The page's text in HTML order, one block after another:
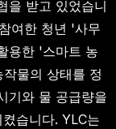
을 받고 있었습니
여한 청년 '사무
용한 '스마트 농
물의 상태를 정
기와 물 공급량을
습니다. YLC는